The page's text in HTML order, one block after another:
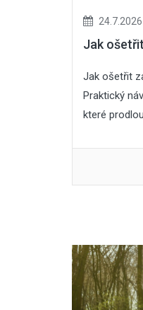
24.7.2026
Jak
Jak ošetřit
Praktický
které